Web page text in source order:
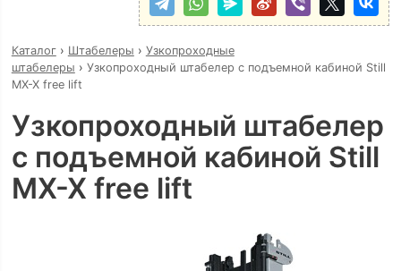
Каталог› Штабелеры › Узкопроходные
штабелеры › Узкопроходный штабелер с подъемной кабиной Still
MX-X free lift
Узкопроходный штабелер
с подъемной кабиной Still
MX-X free lift